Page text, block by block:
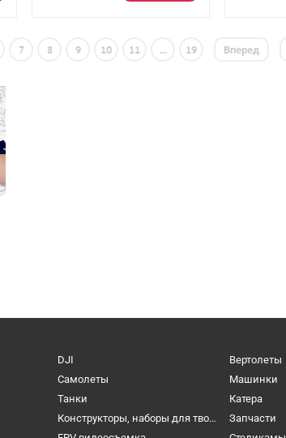
7 8 9 10 11 ... 19 Вперед
DJI
Вертолеты
Самолеты
Машинки
Танки
Катера
Конструкторы, наборы для творчества и настольные игры
Запчасти